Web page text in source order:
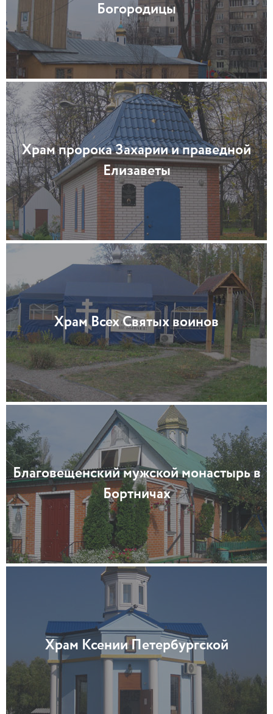
Богородицы
Храм пророка Захарии и праведной
Елизаветы
Храм Всех Святых воинов
Благовещенский мужской монастырь в
Бортничах
Храм Ксении Петербургской